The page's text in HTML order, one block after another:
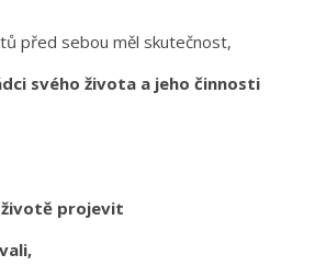
před sebou měl skutečnost,
svého života a jeho činnosti
životě projevit